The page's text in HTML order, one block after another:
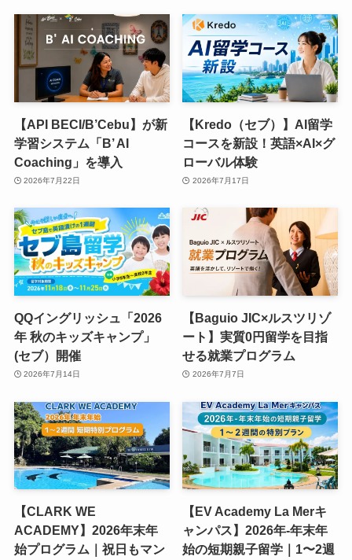
【API BECI/B’Cebu】が新
学習システム「B’ AI
Coaching」を導入
2026年7月22日
【Kredo（セブ）】AI留学
コースを新設！英語×AI×グ
ローバル体験
2026年7月17日
QQイングリッシュ「2026
年 秋のキッズキャンプ」
(セブ）開催
2026年7月14日
【Baguio JIC×ルスツリゾ
ート】実質0円留学を目指
せる就業プログラム
2026年7月7日
【CLARK WE
ACADEMY】2026年末年
始プログラム｜祝日もマン
【EV Academy La Merキ
ャンパス】2026年-年末年
始の短期親子留学｜1〜2週